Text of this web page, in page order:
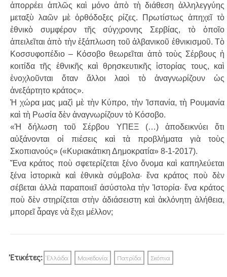
ἀπορρέει ἁπλῶς καὶ μόνο ἀπὸ τὴ διάθεση ἀλληλεγγύης
μεταξὺ λα­ῶν μὲ ὀρθόδοξες ρίζες. Πρωτίστως ἀπηχεῖ τὸ
ἐθνικὸ συμφέρον τῆς σύγχρονης Σερβίας, τὸ ὁποῖο
ἀπειλεῖται ἀπὸ τὴν ἐξάπλωση τοῦ ἀλβανικοῦ ἐθνικισμοῦ. Τὸ
Κοσσυφοπέδιο – Κόσοβο θεωρεῖται ἀπὸ τοὺς Σέρβους ἡ
κοιτίδα τῆς ἐθνικῆς καὶ θρησκευτικῆς ἱστορίας τους, καὶ
ἐνοχλοῦνται ὅταν ἄλλοι λαοὶ τὸ ἀναγνωρίζουν ὡς
ἀνεξάρτητο κράτος».
Ἡ χώρα μας μαζὶ μὲ τὴν Κύπρο, τὴν Ἱσπανία, τὴ Ρουμανία
καὶ τὴ Ρωσία δὲν ἀναγνωρίζουν τὸ Κόσοβο.
«Ἡ δήλωση τοῦ Σέρβου ΥΠΕΞ (…) ἀποδεικνύει ὅτι
αὐξάνονται οἱ πιέσεις καὶ τὰ προβλήματα γιὰ τοὺς
Σκοπιανούς» («Κυριακάτικη Δημοκρατία» 8-1-2017).
Ἕνα κράτος ποὺ σφετερίζεται ξένο ὄ­νο­μα καὶ καπηλεύεται
ξένα ἱστορικὰ καὶ ἐθνικὰ σύμβολα· ἕνα κράτος ποὺ δὲν
σέβεται ἀλλὰ παραποιεῖ ἀσύστολα τὴν Ἱστορία· ἕνα κράτος
ποὺ δὲν στηρίζεται στὴν ἀδιάσειστη καὶ ἀκλόνητη ἀλήθεια,
μπορεῖ ἆραγε νὰ ἔχει μέλλον;
Ἐτικέτες: Ἑλλάδα Μακεδονία Πατρίδα Σκόπια